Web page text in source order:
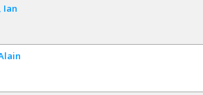
Ian